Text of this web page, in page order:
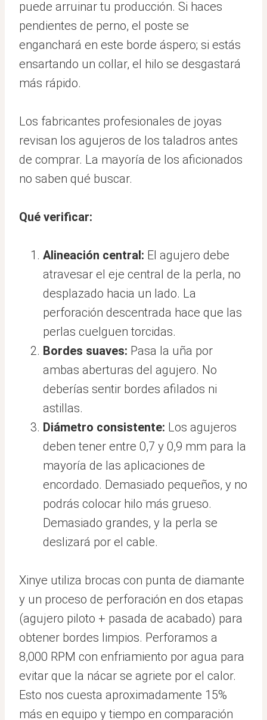
puede arruinar tu producción. Si haces
pendientes de perno, el poste se
enganchará en este borde áspero; si estás
ensartando un collar, el hilo se desgastará
más rápido.
Los fabricantes profesionales de joyas
revisan los agujeros de los taladros antes
de comprar. La mayoría de los aficionados
no saben qué buscar.
Qué verificar:
Alineación central: El agujero debe
atravesar el eje central de la perla, no
desplazado hacia un lado. La
perforación descentrada hace que las
perlas cuelguen torcidas.
Bordes suaves: Pasa la uña por
ambas aberturas del agujero. No
deberías sentir bordes afilados ni
astillas.
Diámetro consistente: Los agujeros
deben tener entre 0,7 y 0,9 mm para la
mayoría de las aplicaciones de
encordado. Demasiado pequeños, y no
podrás colocar hilo más grueso.
Demasiado grandes, y la perla se
deslizará por el cable.
Xinye utiliza brocas con punta de diamante
y un proceso de perforación en dos etapas
(agujero piloto + pasada de acabado) para
obtener bordes limpios. Perforamos a
8,000 RPM con enfriamiento por agua para
evitar que la nácar se agriete por el calor.
Esto nos cuesta aproximadamente 15%
más en equipo y tiempo en comparación